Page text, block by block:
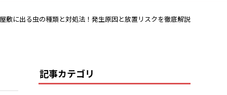
敷に出る虫の種類と対処法！発生原因と放置リスクを徹底解説
記事カテゴリ